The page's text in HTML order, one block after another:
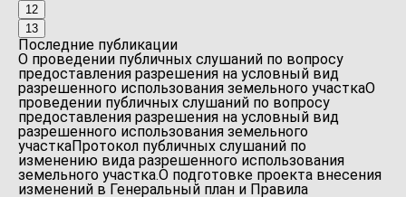
12
13
Последние публикации
О проведении публичных слушаний по вопросу
предоставления разрешения на условный вид
разрешенного использования земельного участкаО
проведении публичных слушаний по вопросу
предоставления разрешения на условный вид
разрешенного использования земельного
участкаПротокол публичных слушаний по
изменению вида разрешенного использования
земельного участка.О подготовке проекта внесения
изменений в Генеральный план и Правила